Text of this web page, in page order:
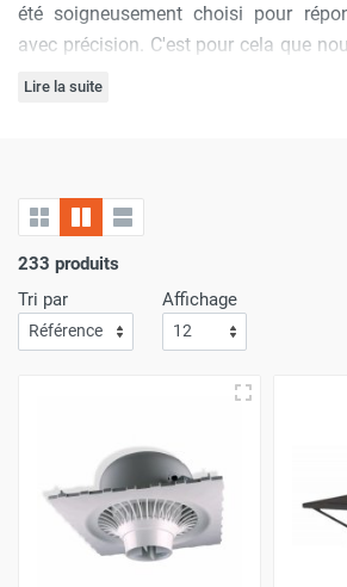
été soigneusement choisi pour
avec précision. C'est pour cela que
les marques :
Stockfluid.
inégalées à chaque visite. De plus,
l'importance
pourquoi nous nous assurons que
à votre porte avecla plus grande
Faites vos achats sur Airchaud
expérience où l'excellence et la vitesse
à l'avantage de prix compétitifs.
Lire la suite
233 produits
Tri par
Affichage